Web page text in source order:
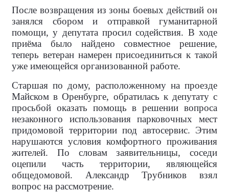
После возвращения из зоны боевых действий он
занялся сбором и отправкой гуманитарной
помощи, у депутата просил содействия. В ходе
приёма было найдено совместное решение,
теперь ветеран намерен присоединиться к такой
уже имеющейся организованной работе.
Старшая по дому, расположенному на проезде
Майском в Оренбурге, обратилась к депутату с
просьбой оказать помощь в решении вопроса
незаконного использования парковочных мест
придомовой территории под автосервис. Этим
нарушаются условия комфортного проживания
жителей. По словам заявительницы, соседи
оцепили часть территории, являющейся
общедомовой. Александр Трубников взял
вопрос на рассмотрение.